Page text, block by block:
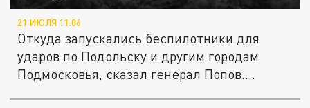
21 ИЮЛЯ 11:06
Откуда запускались беспилотники для
ударов по Подольску и другим городам
Подмосковья, сказал генерал Попов....